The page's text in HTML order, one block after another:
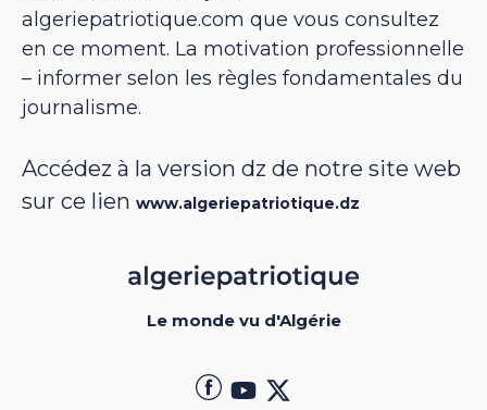
algeriepatriotique.com que vous consultez
en ce moment. La motivation professionnelle
– informer selon les règles fondamentales du
journalisme.
Accédez à la version dz de notre site web
sur ce lien www.algeriepatriotique.dz
Le monde vu d'Algérie